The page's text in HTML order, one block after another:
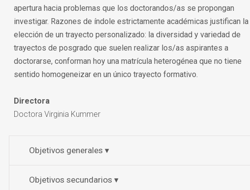
apertura hacia problemas que los doctorandos/as se propongan
investigar. Razones de índole estrictamente académicas justifican la
elección de un trayecto personalizado: la diversidad y variedad de
trayectos de posgrado que suelen realizar los/as aspirantes a
doctorarse, conforman hoy una matrícula heterogénea que no tiene
sentido homogeneizar en un único trayecto formativo.
Directora
Doctora Virginia Kummer
Objetivos generales ▾
Objetivos secundarios ▾